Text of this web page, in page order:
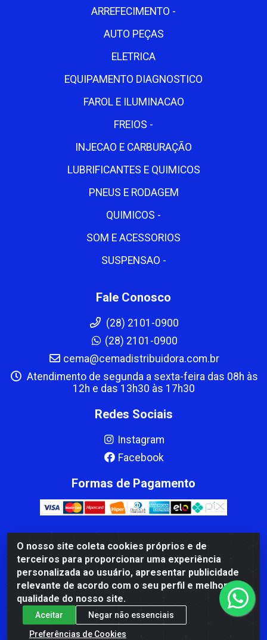
O nosso site coleta cookies próprios e de
terceiros para proporcionar uma experiência
personalizada ao usuário, apresentar publicidade
relevante de acordo com o seu perfil e melhorar a
qualidade do nosso site.
Aceitar
Negar não essenciais
Preferências de Cookies
ARREFECIMENTO -
AUTO PEÇAS
ELETRICA
EQUIPAMENTO DIAGNOSTICO
FAROL E ILUMINACAO
FREIOS -
INJECAO E CARBURAÇÃO
LUBRIFICANTES E QUIMICOS
PNEUS E RODAGEM
QUIMICOS -
SOM E ACESSORIOS
SUSPENSAO -
Fale Conosco
(28) 2101-0900
(28) 2101-0900
cema@cemadistribuidora.com.br
Atendimento de segunda a sexta-feira das 08h às
12h e das 13h30 às 17h30
Redes Sociais
Instagram
Facebook
Formas de Pagamento
CBP MACEDO COMERCIO PEÇAS LTDA Matriz - av Mauro
Miranda Madureira, 1249 - Coramara , Cachoeiro de
Itapemirim/ES - CEP 29.311-310 - CNPJ 00.502.680/0001-41